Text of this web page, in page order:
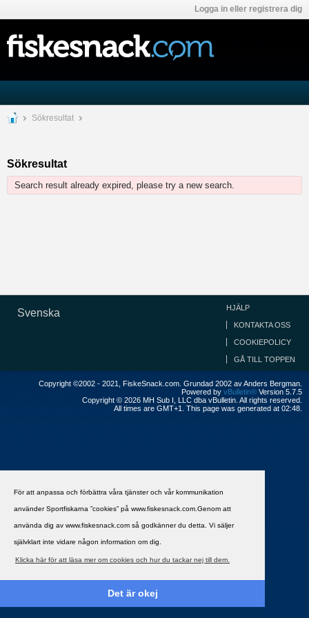
För att anpassa och förbättra våra tjänster och vår kommunikation
använder Sportfiskarna ”cookies” på www.fiskesnack.com.Genom att
använda dig av www.fiskesnack.com så godkänner du detta. Vi säljer
självklart inte vidare någon information om dig.
Klicka här för att läsa mer om cookies och hur du tackar nej till dem.
Det är okej
Logga in eller registrera dig
Sökresultat
Sökresultat
Search result already expired, please try a new search.
Svenska HJÄLP
KONTAKTA OSS
COOKIEPOLICY
GÅ TILL TOPPEN
Copyright ©2002 - 2021, FiskeSnack.com. Grundad 2002 av Anders Bergman.
Powered by vBulletin® Version 5.7.5
Copyright © 2026 MH Sub I, LLC dba vBulletin. All rights reserved.
All times are GMT+1. This page was generated at 02:48.